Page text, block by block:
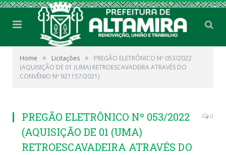
Home » Licitações »
PREGÃO ELETRÔNICO Nº 053/2022
(AQUISIÇÃO DE 01 (UMA) RETROESCAVADEIRA ATRAVÉS DO
CONVÊNIO Nº 921157/2021)
PREGÃO ELETRÔNICO Nº 053/2022
(AQUISIÇÃO DE 01 (UMA)
RETROESCAVADEIRA ATRAVÉS DO
0